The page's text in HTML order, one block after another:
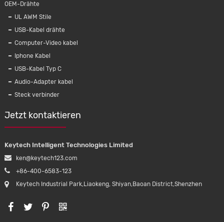
OEM-Drähte
UL AWM Stile
USB-Kabel drähte
Computer-Video kabel
Iphone Kabel
USB-Kabel Typ C
Audio-Adapter kabel
Steck verbinder
Jetzt kontaktieren
Keytech Intelligent Technologies Limited
ken@keytech123.com
+86-400-6583-123
Keytech Industrial Park,Liaokeng, Shiyan,Baoan District,Shenzhen